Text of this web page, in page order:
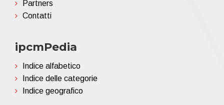
Partners
Contatti
ipcmPedia
Indice alfabetico
Indice delle categorie
Indice geografico